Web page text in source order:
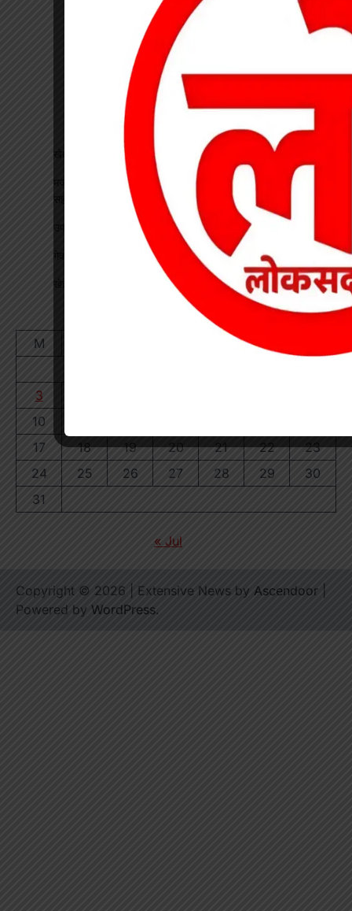
खेत में काम कर रहे किसान पर गिरी गाज, मौत
मजदूरी के 10 हजार लूटकर मजदूर को अहिरन नदी में फेंका, लकड़ी के
उप जेल का कलेक्टर-एसपी ने किया निरीक्षण
गेवरा खदान में कोयला निकासी की समीक्षा, निदेशक ने दिए निर्देश
खेत में मिला चार फीट का मगरमच्छ देखें
August 2026
M
S
3
10
17
18 19 20 21 22
23
24
25 26 27 28 29
30
31
« Jul
Copyright © 2026 | Extensive News by Ascendoor
Powered by WordPress.